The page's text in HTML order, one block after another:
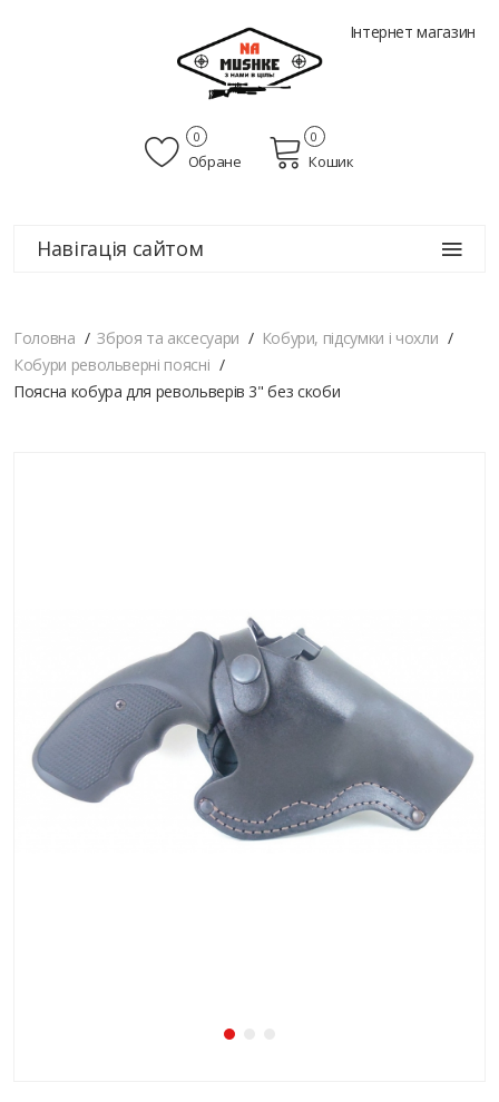
Інтернет магазин
Обране
0
Кошик
0
Навігація сайтом
Головна Зброя та аксесуари
Кобури, підсумки і чохли
Кобури револьверні поясні
Поясна кобура для револьверів 3" без скоби